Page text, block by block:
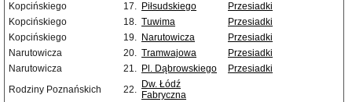
Kopcińskiego
17. Piłsudskiego
Przesiadki
Kopcińskiego
18. Tuwima
Przesiadki
Kopcińskiego
19. Narutowicza
Przesiadki
Narutowicza
20. Tramwajowa
Przesiadki
Narutowicza
21. Pl. Dąbrowskiego
Przesiadki
Rodziny Poznańskich
22. Dw. Łódź
Fabryczna